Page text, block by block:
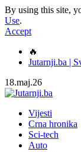
By using this site,
Use.
Accept
🔥
Jutarnji.ba |
18.maj.26
Vijesti
Crna hronika
Sci-tech
Auto